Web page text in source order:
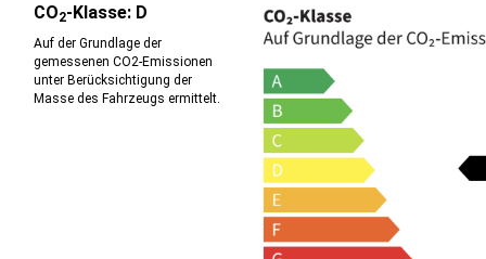
CO2-Klasse: D
Auf der Grundlage der
gemessenen CO2-Emissionen
unter Berücksichtigung der
Masse des Fahrzeugs ermittelt.